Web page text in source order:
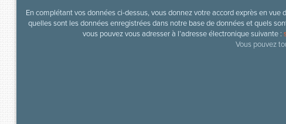
En complétant vos données ci-dessus, vous donnez votre accord exprès en
quelles sont les données enregistrées dans notre base de données et quels
vous pouvez vous adresser à l’adresse électronique suivante :
Vous pouvez